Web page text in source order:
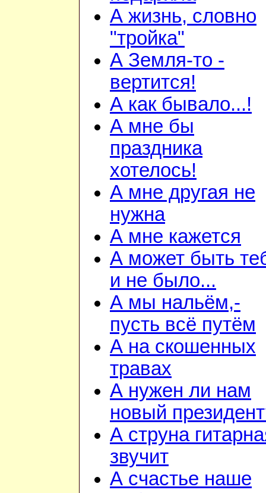
А жизнь, словно
"тройка"
А Земля-то -
вертится!
А как бывало...!
А мне бы
праздника
хотелось!
А мне другая не
нужна
А мне кажется
А может быть
и не было...
А мы нальём,-
пусть всё путём
А на скошенных
травах
А нужен ли нам
новый
А струна
звучит
А счастье наше